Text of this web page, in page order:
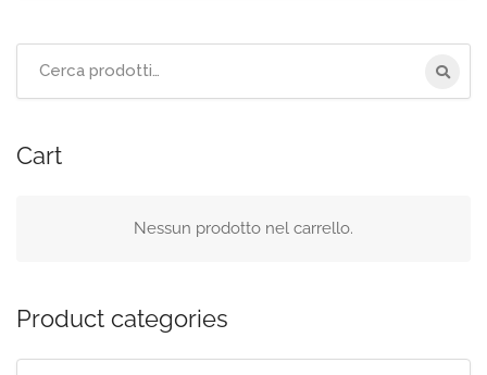
Cart
Nessun prodotto nel carrello.
Product categories